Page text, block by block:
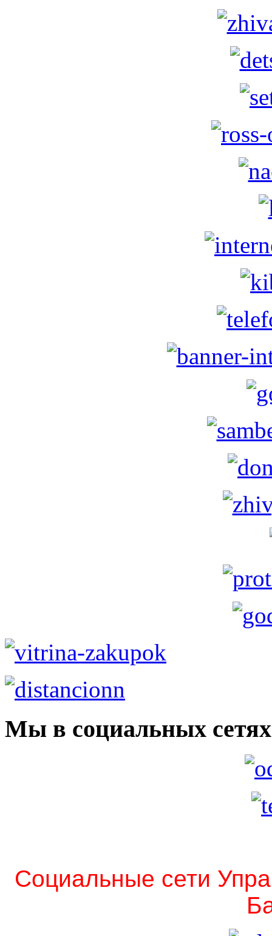
Мы в социальных сетях
Социальные сети